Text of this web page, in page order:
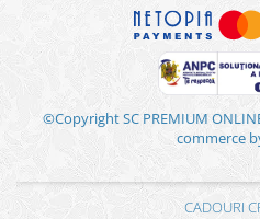
©Copyright SC PREMIUM
commerce
CADOURI